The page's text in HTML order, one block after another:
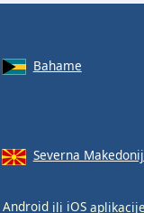
Bahame
Severna
Android ili iOS